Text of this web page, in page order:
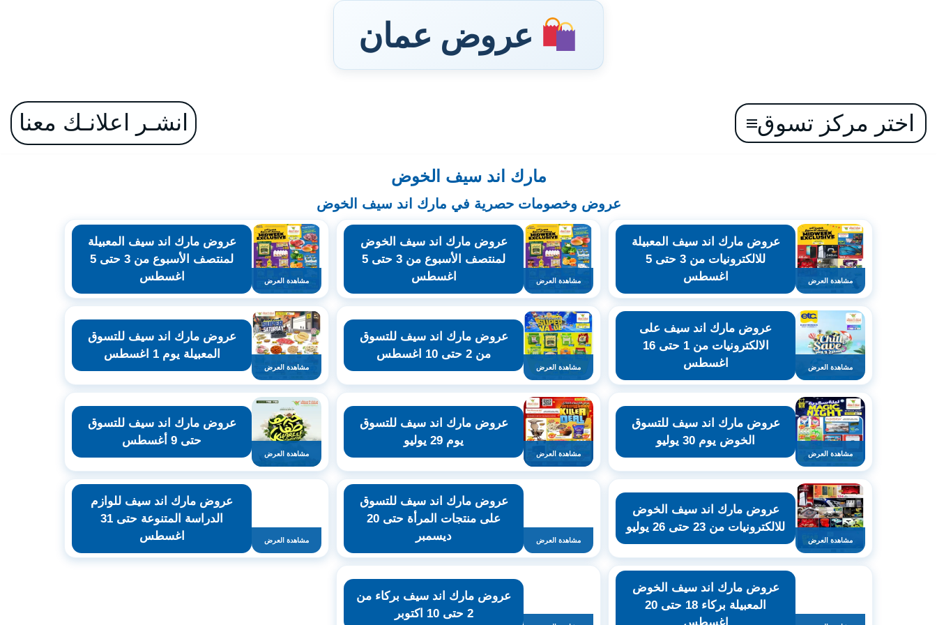
عروض عمان
تخطىاختر مركز تسوق انشـر اعلانـك معنا
مارك اند سيف الخوض
عروض وخصومات حصرية في مارك اند سيف الخوض
مشاهدة العرض
عروض مارك اند سيف المعبيلة
للالكترونيات من 3 حتى 5
اغسطس
مشاهدة العرض
عروض مارك اند سيف الخوض
لمنتصف الأسبوع من 3 حتى 5
اغسطس
مشاهدة العرض
عروض مارك اند سيف المعبيلة
لمنتصف الأسبوع من 3 حتى 5
اغسطس
مشاهدة العرض
عروض مارك اند سيف على
الالكترونيات من 1 حتى 16
اغسطس
مشاهدة العرض
عروض مارك اند سيف للتسوق
من 2 حتى 10 اغسطس
مشاهدة العرض
عروض مارك اند سيف للتسوق
المعبيلة يوم 1 اغسطس
مشاهدة العرض
عروض مارك اند سيف للتسوق
الخوض يوم 30 يوليو
مشاهدة العرض
عروض مارك اند سيف للتسوق
يوم 29 يوليو
مشاهدة العرض
عروض مارك اند سيف للتسوق
حتى 9 أغسطس
مشاهدة العرض
عروض مارك اند سيف الخوض
للالكترونيات من 23 حتى 26 يوليو
مشاهدة العرض
عروض مارك اند سيف للتسوق
على منتجات المرأة حتى 20
ديسمبر
مشاهدة العرض
عروض مارك اند سيف للوازم
الدراسة المتنوعة حتى 31
اغسطس
عروض مارك اند سيف الخوض
المعبيلة بركاء 18 حتى 20
اغسطس
عروض مارك اند سيف بركاء من
2 حتى 10 اكتوبر